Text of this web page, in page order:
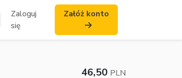
Zaloguj
się
Załóż konto
46,50 PLN